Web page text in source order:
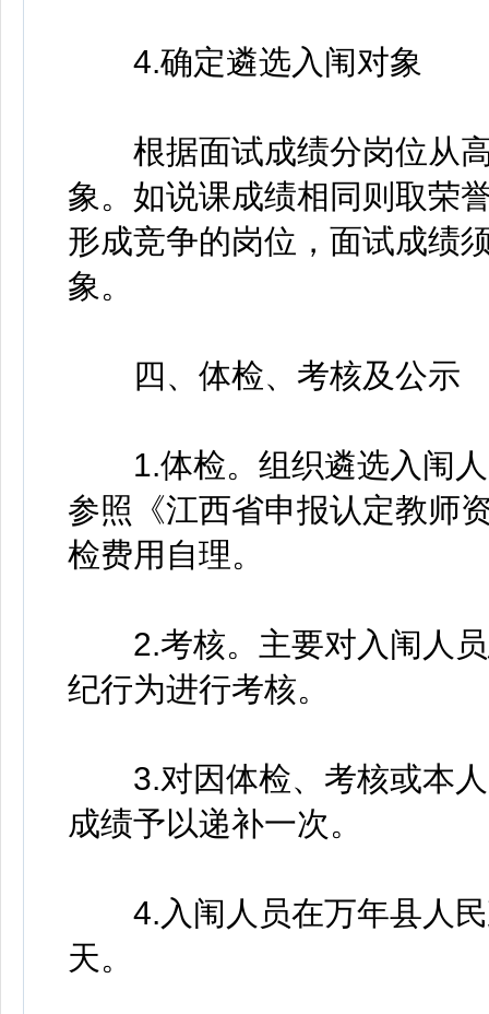
4.确定遴选入闱对象
根据面试成绩分岗位从高
象。如说课成绩相同则取荣
形成竞争的岗位，面试成绩
象。
四、体检、考核及公示
1.体检。组织遴选入闱人
参照《江西省申报认定教师
检费用自理。
2.考核。主要对入闱人员
纪行为进行考核。
3.对因体检、考核或本人
成绩予以递补一次。
4.入闱人员在万年县人民
天。